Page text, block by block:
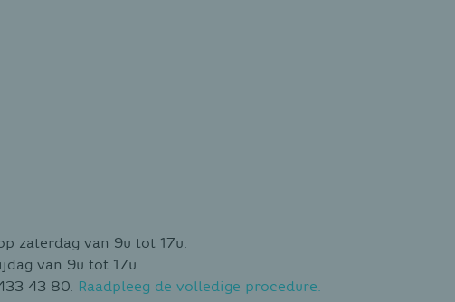
zaterdag van 9u tot 17u.
van 9u tot 17u.
43 80. Raadpleeg de volledige procedure.